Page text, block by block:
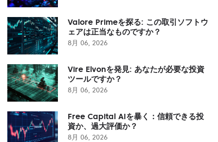
Valore Primeを探る: この取引ソフトウ
ェアは正当なものですか？
8月 06, 2026
Vire Elvonを発見: あなたが必要な投資
ツールですか？
8月 06, 2026
Free Capital AIを暴く：信頼できる投
資か、過大評価か？
8月 06, 2026